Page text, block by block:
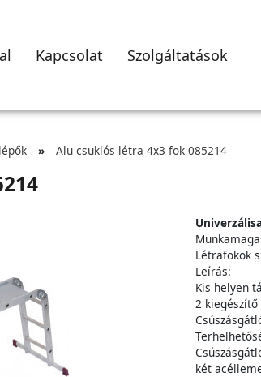
Kapcsolat Szolgáltatások
Alu csuklós létra 4x3 fok 085214
Létrafokok
Leírás:
Kis helyen
2
két